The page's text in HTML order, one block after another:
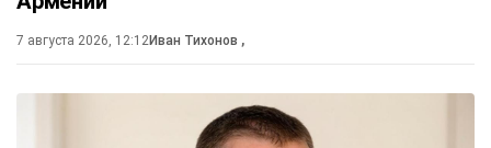
7 августа 2026, 12:12Иван Тихонов ,